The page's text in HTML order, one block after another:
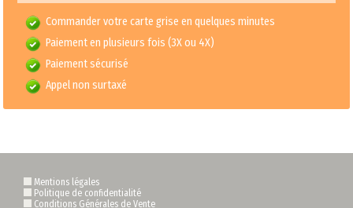
Commander votre carte grise en quelques minutes
Paiement en plusieurs fois (3X ou 4X)
Paiement sécurisé
Appel non surtaxé
Mentions légales
Politique de confidentialité
Conditions Générales de Vente